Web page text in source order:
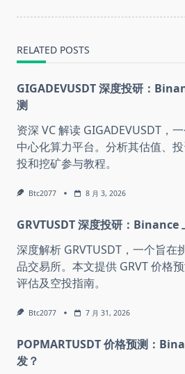
text">Page</span>
RELATED POSTS
GIGADEVUSDT 深度投研：
测
资深 VC 解读 GIGADEVUSDT，
中心化算力平台。分析其估值、
投和挖矿参与教程。
Btc2077 8 月 3, 2026
GRVTUSDT 深度投研：Binance
深度解析 GRVTUSDT，一个旨在
品交易所。本文提供 GRVT 价格
评估及空投指南。
Btc2077 7 月 31, 2026
POPMARTUSDT 价格预测：
发？